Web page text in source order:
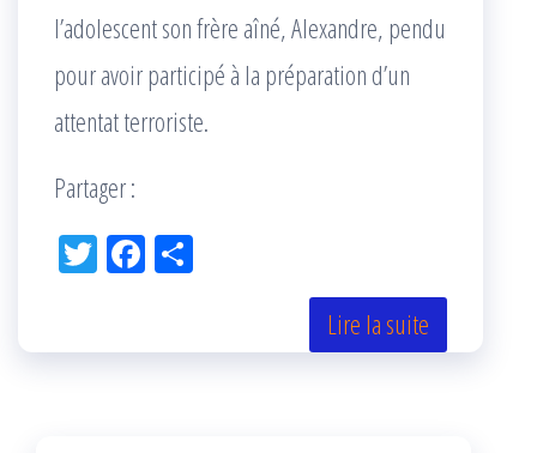
l’adolescent son frère aîné, Alexandre, pendu
pour avoir participé à la préparation d’un
attentat terroriste.
Partager :
Tw Fac
k r
Lire la suite